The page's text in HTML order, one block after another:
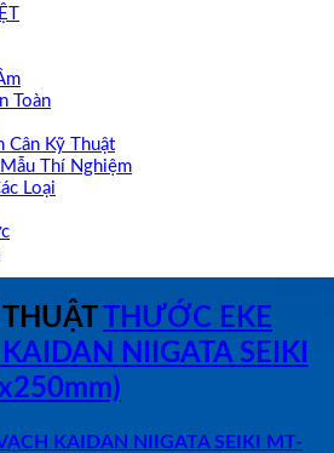
Toàn
Cân Kỹ Thuật
Mẫu Thí Nghiệm
Loại
THƯỚC EKE
NIIGATA SEIKI
KAIDAN NIIGATA SEIKI MT-